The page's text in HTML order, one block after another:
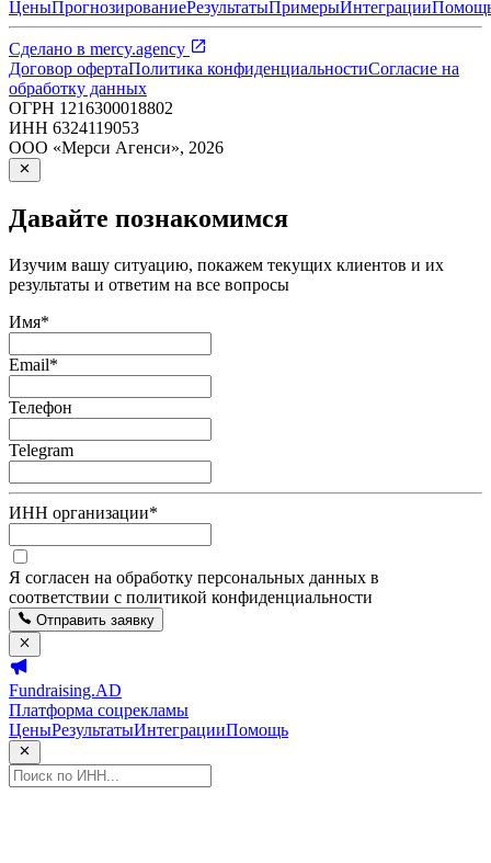
ЦеныПрогнозированиеРезультатыПримерыИнтеграции
Сделано в mercy.agency
Договор офертаПолитика конфиденциальностиСогласие на
обработку данных
ОГРН 1216300018802
ИНН 6324119053
ООО «Мерси Агенси», 2026
Давайте познакомимся
Изучим вашу ситуацию, покажем текущих клиентов и их
результаты и ответим на все вопросы
Имя*
Email*
Телефон
Telegram
ИНН организации*
Я согласен на обработку персональных данных в
соответствии с политикой конфиденциальности
Отправить заявку
Fundraising.AD
Платформа соцрекламы
ЦеныРезультатыИнтеграцииПомощь